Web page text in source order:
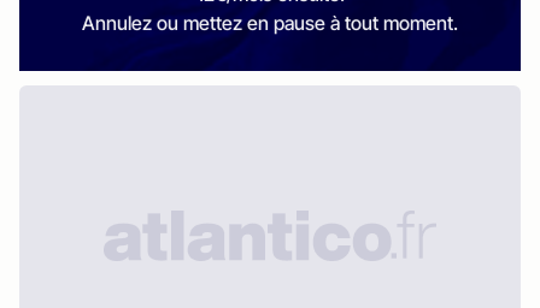
Annulez ou mettez en pause à tout moment.